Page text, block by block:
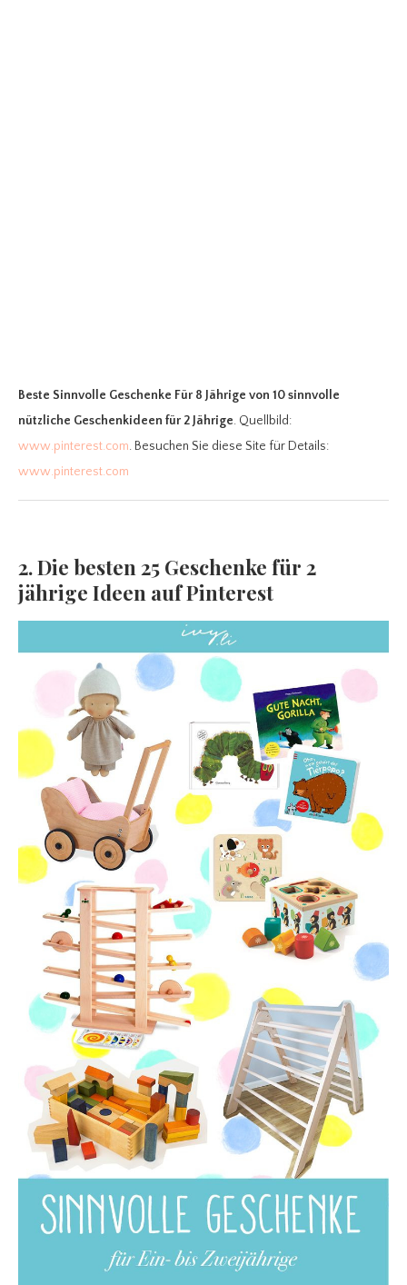
Beste Sinnvolle Geschenke Für 8 Jährige von 10 sinnvolle
nützliche Geschenkideen für 2 Jährige. Quellbild:
www.pinterest.com. Besuchen Sie diese Site für Details:
www.pinterest.com
2. Die besten 25 Geschenke für 2
jährige Ideen auf Pinterest